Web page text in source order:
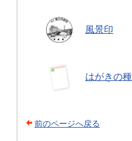
風景印
はがきの
前のページへ戻る